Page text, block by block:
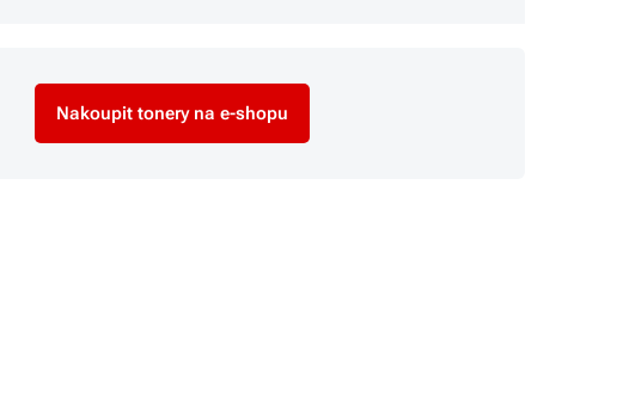
Nakoupit tonery na e-shopu